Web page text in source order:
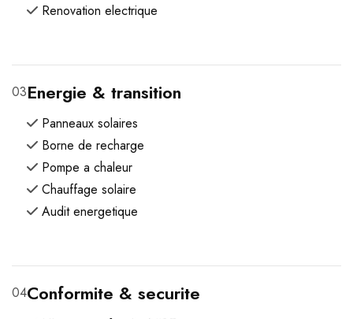
Renovation electrique
03Energie & transition
Panneaux solaires
Borne de recharge
Pompe a chaleur
Chauffage solaire
Audit energetique
04Conformite & securite